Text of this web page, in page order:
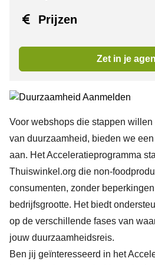
Prijzen
Zet in je
Voor webshops die stappen willen
van duurzaamheid, bieden we
aan. Het Acceleratieprogramma
Thuiswinkel.org die non-
consumenten, zonder
bedrijfsgrootte. Het biedt
op de verschillende fases van
jouw duurzaamheidsreis.
Ben jij geïnteresseerd in het